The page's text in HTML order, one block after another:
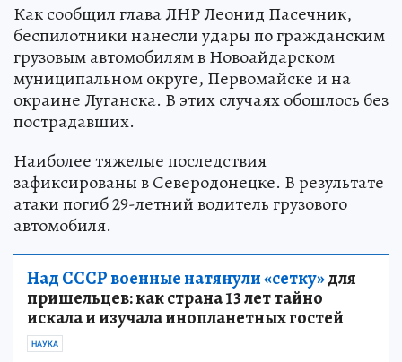
Как сообщил глава ЛНР Леонид Пасечник,
беспилотники нанесли удары по гражданским
грузовым автомобилям в Новоайдарском
муниципальном округе, Первомайске и на
окраине Луганска. В этих случаях обошлось без
пострадавших.
Наиболее тяжелые последствия
зафиксированы в Северодонецке. В результате
атаки погиб 29-летний водитель грузового
автомобиля.
Над СССР военные натянули «сетку»для
пришельцев: как страна 13 лет тайно
искала и изучала инопланетных гостей
НАУКА